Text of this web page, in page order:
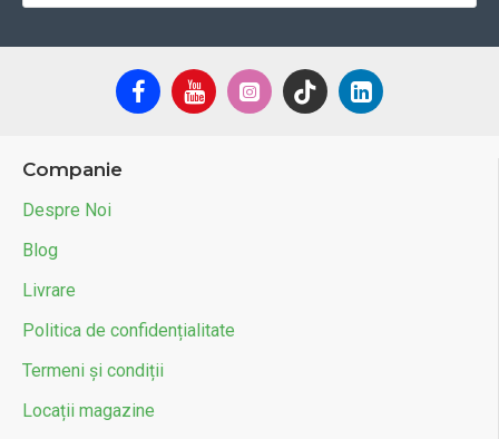
Companie
Despre Noi
Blog
Livrare
Politica de confidențialitate
Termeni și condiții
Locații magazine